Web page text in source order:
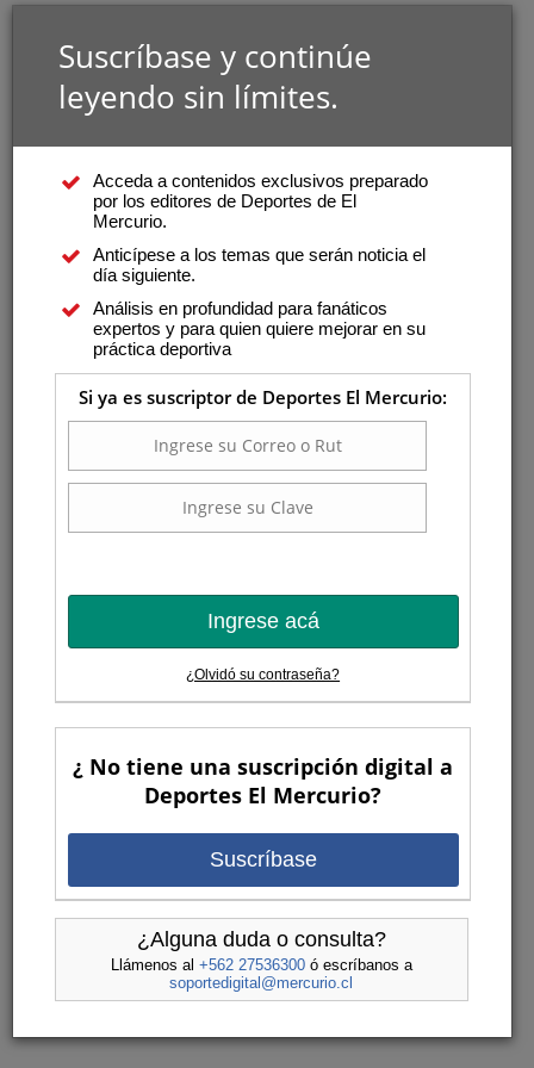
Suscríbase y continúe
leyendo sin límites.
Acceda a contenidos exclusivos preparado
por los editores de Deportes de El
Mercurio.
Anticípese a los temas que serán noticia el
día siguiente.
Análisis en profundidad para fanáticos
expertos y para quien quiere mejorar en su
práctica deportiva
Si ya es suscriptor de Deportes El Mercurio:
Ingrese acá
¿Olvidó su contraseña?
¿ No tiene una suscripción digital a
Deportes El Mercurio?
Suscríbase
¿Alguna duda o consulta?
Llámenos al +562 27536300ó escríbanos a
soportedigital@mercurio.cl